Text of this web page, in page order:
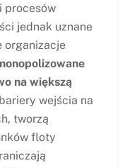
procesów
jednak uznane
organizacje
na większą
wejścia na
tworzą
floty